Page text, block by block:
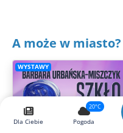
A może w miasto?
WYSTAWY
Dla Ciebie
20°C
Pogoda